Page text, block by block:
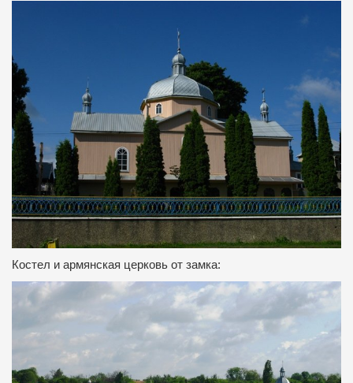
Костел и армянская церковь от замка: